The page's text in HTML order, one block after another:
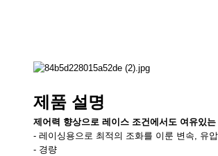
제품 설명
제어력 향상으로 레이스 조건에서도 여유있
- 레이싱용으로 최적의 조화를 이룬 변속, 유
- 경량